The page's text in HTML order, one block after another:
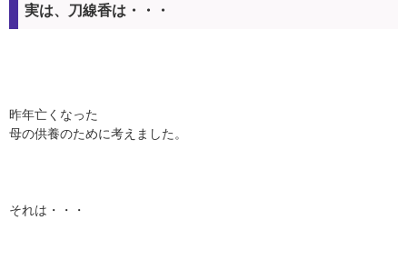
実は、刀線香は・・・
昨年亡くなった
母の供養のために考えました。
それは・・・